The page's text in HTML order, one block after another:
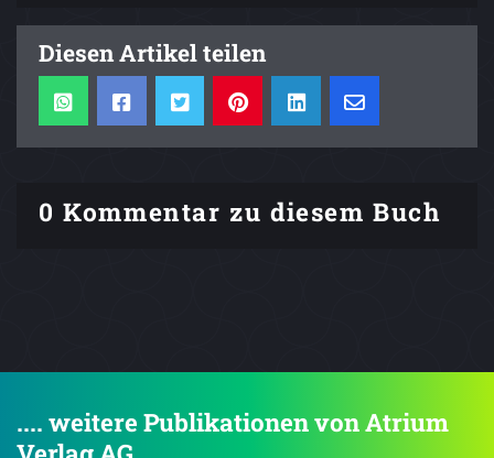
Diesen Artikel teilen
0 Kommentar zu diesem Buch
.... weitere Publikationen von Atrium